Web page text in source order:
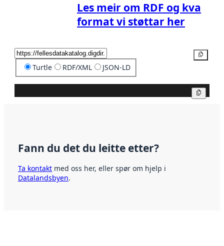
Les meir om RDF og kva
format vi støttar her
Turtle RDF/XML JSON-LD
Fann du det du leitte etter?
Ta kontakt med oss her, eller spør om hjelp i
Datalandsbyen.